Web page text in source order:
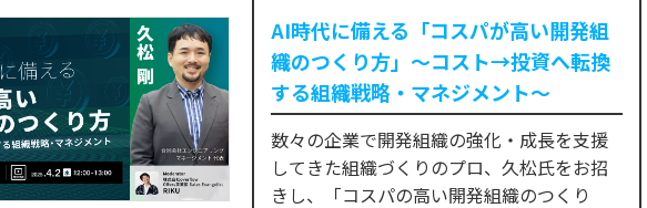
AI時代に備える「コスパが高い開発組
織のつくり方」〜コスト→投資へ転換
する組織戦略・マネジメント〜
数々の企業で開発組織の強化・成長を支援
してきた組織づくりのプロ、久松氏をお招
きし、「コスパの高い開発組織のつくり